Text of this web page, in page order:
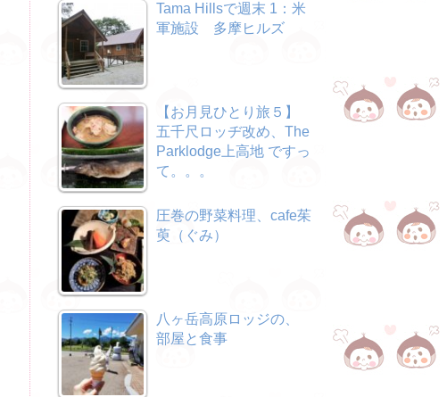
Tama Hillsで週末 1：米
軍施設 多摩ヒルズ
【お月見ひとり旅５】
五千尺ロッヂ改め、The
Parklodge上高地 ですっ
て。。。
圧巻の野菜料理、cafe茱
萸（ぐみ）
八ヶ岳高原ロッジの、
部屋と食事